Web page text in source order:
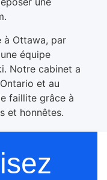
à Ottawa, par
équipe
Notre cabinet a
et au
faillite grâce à
et honnêtes.